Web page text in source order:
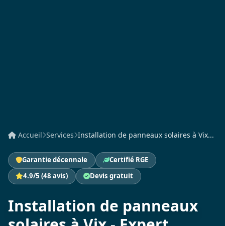
Accueil Services Installation de panneaux solaires à Vix...
Garantie décennale
Certifié RGE
4.9/5 (48 avis)
Devis gratuit
Installation de panneaux